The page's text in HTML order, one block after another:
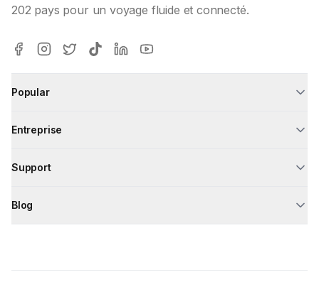
202 pays pour un voyage fluide et connecté.
Popular
Entreprise
Support
Blog